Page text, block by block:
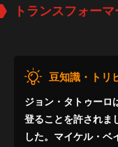
トランスフォー
豆知識・トリ
ジョン・タトゥーロ
登ることを許されま
した。マイケル・ベ